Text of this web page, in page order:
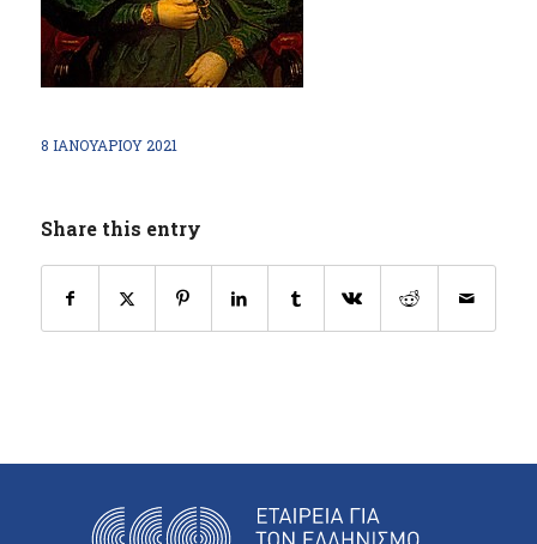
8 ΙΑΝΟΥΑΡΊΟΥ 2021
Share this entry